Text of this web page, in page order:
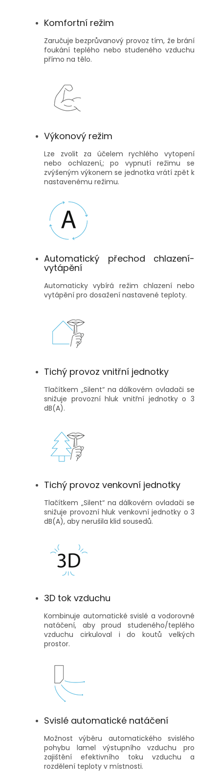
Komfortní režim
Zaručuje bezprůvanový provoz tím, že brání
foukání teplého nebo studeného vzduchu
přímo na tělo.
Výkonový režim
Lze zvolit za účelem rychlého vytopení
nebo ochlazení,; po vypnutí režimu se
zvýšeným výkonem se jednotka vrátí zpět k
nastavenému režimu.
Automatický přechod chlazení-
vytápění
Automaticky vybírá režim chlazení nebo
vytápění pro dosažení nastavené teploty.
Tichý provoz vnitřní jednotky
Tlačítkem „Silent“ na dálkovém ovladači se
snižuje provozní hluk vnitřní jednotky o 3
dB(A).
Tichý provoz venkovní jednotky
Tlačítkem „Silent“ na dálkovém ovladači se
snižuje provozní hluk venkovní jednotky o 3
dB(A), aby nerušila klid sousedů.
3D tok vzduchu
Kombinuje automatické svislé a vodorovné
natáčení, aby proud studeného/teplého
vzduchu cirkuloval i do koutů velkých
prostor.
Svislé automatické natáčení
Možnost výběru automatického svislého
pohybu lamel výstupního vzduchu pro
zajištění efektivního toku vzduchu a
rozdělení teploty v místnosti.